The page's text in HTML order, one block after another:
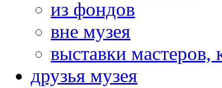
из фондов
вне музея
выставки мастеров,
друзья музея